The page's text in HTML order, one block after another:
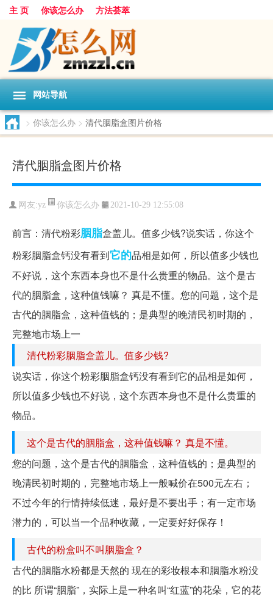
主 页 你该怎么办 方法荟萃
网站导航
> 你该怎么办 > 清代胭脂盒图片价格
清代胭脂盒图片价格
网友:yz 你该怎么办 2021-10-29 12:55:08
前言：清代粉彩胭脂盒盖儿。值多少钱?说实话，你这个
粉彩胭脂盒钙没有看到它的品相是如何，所以值多少钱也
不好说，这个东西本身也不是什么贵重的物品。这个是古
代的胭脂盒，这种值钱嘛？ 真是不懂。您的问题，这个是
古代的胭脂盒，这种值钱的；是典型的晚清民初时期的，
完整地市场上一
清代粉彩胭脂盒盖儿。值多少钱?
说实话，你这个粉彩胭脂盒钙没有看到它的品相是如何，
所以值多少钱也不好说，这个东西本身也不是什么贵重的
物品。
这个是古代的胭脂盒，这种值钱嘛？ 真是不懂。
您的问题，这个是古代的胭脂盒，这种值钱的；是典型的
晚清民初时期的，完整地市场上一般喊价在500元左右；
不过今年的行情持续低迷，最好是不要出手；有一定市场
潜力的，可以当一个品种收藏，一定要好好保存！
古代的粉盒叫不叫胭脂盒？
古代的胭脂水粉都是天然的 现在的彩妆根本和胭脂水粉没
的比 所谓“胭脂”，实际上是一种名叫“红蓝”的花朵，它的花